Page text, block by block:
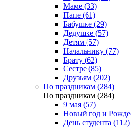
Маме (33)
Папе (61)
Бабушке (29)
Дедушке (57)
Детям (57)
Начальнику (77)
Брату (62)
Сестре (85)
Друзьям (202)
По праздникам (284)
По праздникам (284)
9 мая (57)
Новый год и
День студента (112)